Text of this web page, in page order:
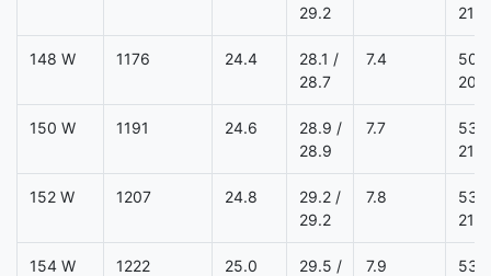
29.2
21.0
148 W 1176 24.4
28.1 /
28.7
7.4
20.0
150 W 1191 24.6
28.9 /
28.9
7.7
21.0
152 W 1207 24.8
29.2 /
29.2
7.8
21.0
154 W 1222 25.0
29.5 /
7.9